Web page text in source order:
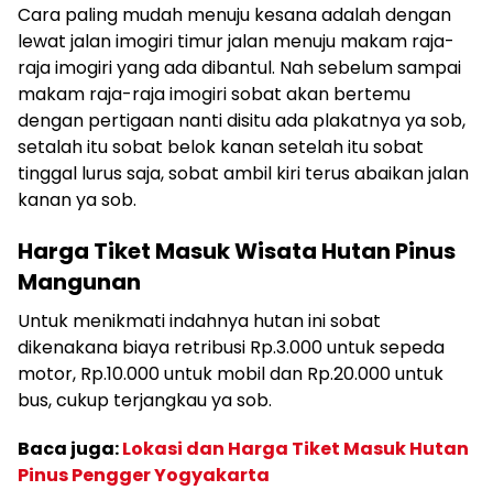
Cara paling mudah menuju kesana adalah dengan
lewat jalan imogiri timur jalan menuju makam raja-
raja imogiri yang ada dibantul. Nah sebelum sampai
makam raja-raja imogiri sobat akan bertemu
dengan pertigaan nanti disitu ada plakatnya ya sob,
setalah itu sobat belok kanan setelah itu sobat
tinggal lurus saja, sobat ambil kiri terus abaikan jalan
kanan ya sob.
Harga Tiket Masuk Wisata Hutan Pinus
Mangunan
Untuk menikmati indahnya hutan ini sobat
dikenakana biaya retribusi Rp.3.000 untuk sepeda
motor, Rp.10.000 untuk mobil dan Rp.20.000 untuk
bus, cukup terjangkau ya sob.
Baca juga:Lokasi dan Harga Tiket Masuk Hutan
Pinus Pengger Yogyakarta